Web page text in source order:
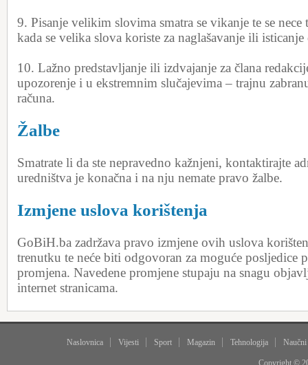
9. Pisanje velikim slovima smatra se vikanje te se
kada se velika slova koriste za naglašavanje ili
10. Lažno predstavljanje ili izdvajanje za člana
upozorenje i u ekstremnim slučajevima – trajnu
računa.
Žalbe
Smatrate li da ste nepravedno kažnjeni, kontaktirajte
uredništva je konačna i na nju nemate pravo žalbe.
Izmjene uslova korištenja
GoBiH.ba zadržava pravo izmjene ovih uslova
trenutku te neće biti odgovoran za moguće posljedice
promjena. Navedene promjene stupaju na snagu
internet stranicama.
Naslovnica Vijesti Sport Magazin Tehnologija
Copyright ©